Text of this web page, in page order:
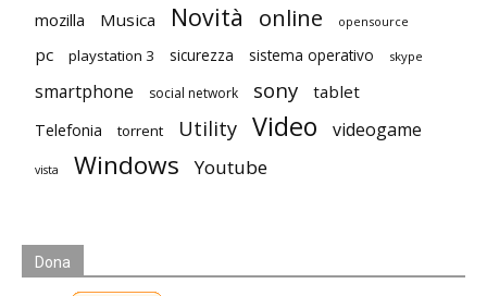
mozilla Musica Novità online opensource
pc playstation 3 sicurezza sistema operativo skype
smartphone social network sony tablet
Telefonia torrent Utility Video videogame
vista Windows Youtube
Dona